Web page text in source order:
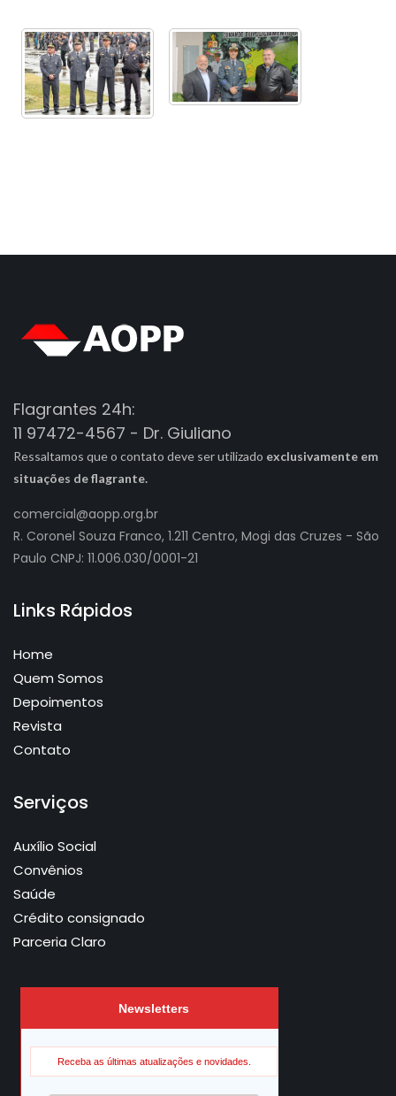
Flagrantes 24h:
11 97472-4567 - Dr. Giuliano
Ressaltamos que o contato deve ser utilizado exclusivamente em
situações de flagrante.
comercial@aopp.org.br
R. Coronel Souza Franco, 1.211 Centro, Mogi das Cruzes - São
Paulo CNPJ: 11.006.030/0001-21
Links Rápidos
Home
Quem Somos
Depoimentos
Revista
Contato
Serviços
Auxílio Social
Convênios
Saúde
Crédito consignado
Parceria Claro